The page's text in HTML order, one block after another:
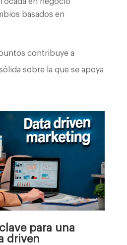
en negocio
basados en
contribuye a
sobre la que se apoya
para una
driven